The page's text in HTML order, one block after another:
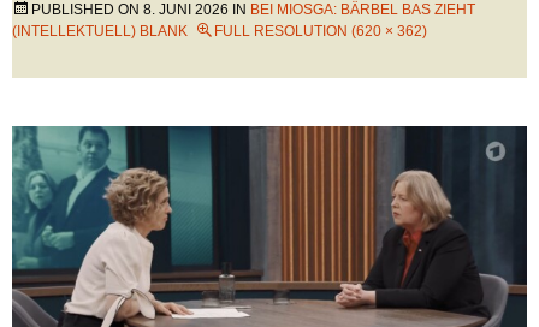
PUBLISHED ON 8. JUNI 2026 IN BEI MIOSGA: BÄRBEL BAS ZIEHT
(INTELLEKTUELL) BLANK
FULL RESOLUTION (620 × 362)